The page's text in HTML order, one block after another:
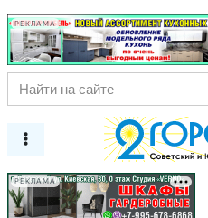
РЕКЛАМА
РЕКЛАМА